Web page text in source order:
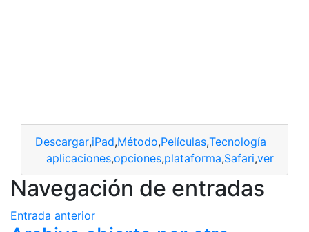
Descargar,iPad,Método,Películas,Tecnología
aplicaciones,opciones,plataforma,Safari,ver
Navegación de entradas
Entrada anterior